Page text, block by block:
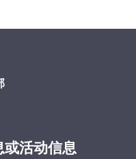
活动信息